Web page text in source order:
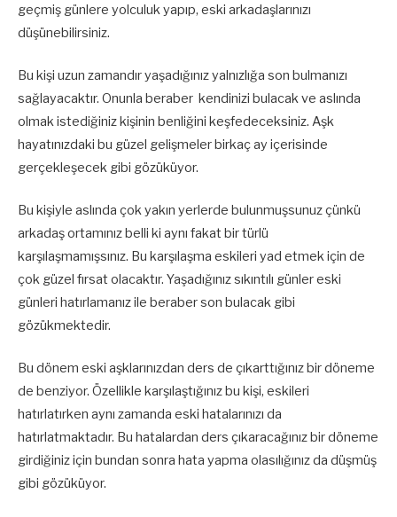
geçmiş günlere yolculuk yapıp, eski arkadaşlarınızı
düşünebilirsiniz.
Bu kişi uzun zamandır yaşadığınız yalnızlığa son bulmanızı
sağlayacaktır. Onunla beraber kendinizi bulacak ve aslında
olmak istediğiniz kişinin benliğini keşfedeceksiniz. Aşk
hayatınızdaki bu güzel gelişmeler birkaç ay içerisinde
gerçekleşecek gibi gözüküyor.
Bu kişiyle aslında çok yakın yerlerde bulunmuşsunuz çünkü
arkadaş ortamınız belli ki aynı fakat bir türlü
karşılaşmamışsınız. Bu karşılaşma eskileri yad etmek için de
çok güzel fırsat olacaktır. Yaşadığınız sıkıntılı günler eski
günleri hatırlamanız ile beraber son bulacak gibi
gözükmektedir.
Bu dönem eski aşklarınızdan ders de çıkarttığınız bir döneme
de benziyor. Özellikle karşılaştığınız bu kişi, eskileri
hatırlatırken aynı zamanda eski hatalarınızı da
hatırlatmaktadır. Bu hatalardan ders çıkaracağınız bir döneme
girdiğiniz için bundan sonra hata yapma olasılığınız da düşmüş
gibi gözüküyor.